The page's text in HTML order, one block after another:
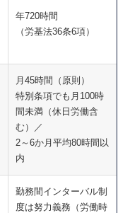
年720時間
（労基法36条6項）
月45時間（原則）
特別条項でも月100時
間未満（休日労働含
む）／
2～6か月平均80時間以
内
勤務間インターバル制
度は努力義務（労働時